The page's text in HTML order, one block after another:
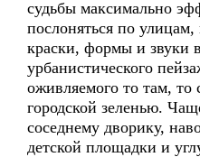
судьбы максимально
послоняться по
краски, формы и звуки
урбанистического
оживляемого то там, то
городской зеленью.
соседнему дворику,
детской площадки и